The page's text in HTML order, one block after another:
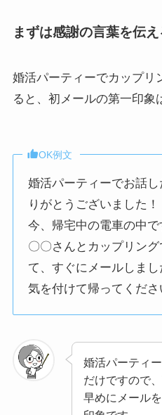
まずは感謝の言葉を伝え
婚活パーティーでカップリ
ると、初メールの第一印象
OK例文
婚活パーティーでお話
りがとうございました！
今、帰宅中の電車の中で
〇〇さんとカップリング
て、すぐにメールしまし
気を付けて帰ってくださ
婚活パーティ
だけですので
早めにメール